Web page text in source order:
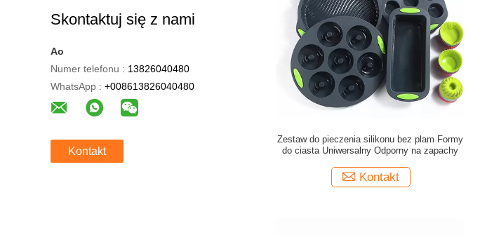
Skontaktuj się z nami
Ao
Numer telefonu : 13826040480
WhatsApp : +008613826040480
Kontakt
Zestaw do pieczenia silikonu bez plam Formy
do ciasta Uniwersalny Odporny na zapachy
Kontakt